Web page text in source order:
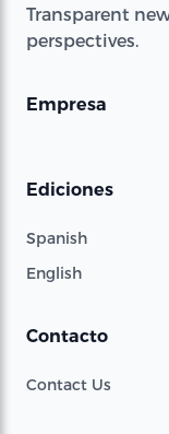
Transparent
perspectives.
Empresa
Ediciones
Spanish
English
Contacto
Contact Us